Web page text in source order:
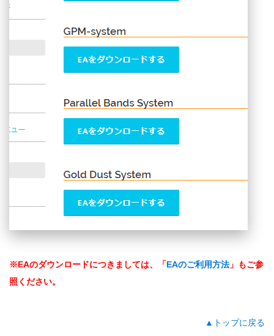
※EAのダウンロードにつきましては、「EAのご利用方法 」もご参
照ください。
▲トップに戻る